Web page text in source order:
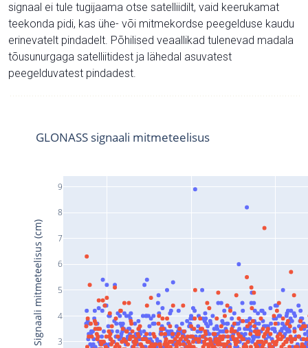
signaal ei tule tugijaama otse satelliidilt, vaid keerukamat
teekonda pidi, kas ühe- või mitmekordse peegelduse kaudu
erinevatelt pindadelt. Põhilised veaallikad tulenevad madala
tõusunurgaga satelliitidest ja lähedal asuvatest
peegelduvatest pindadest.
3
4
5
6
7
8
9
GLONASS signaali mitmeteelisus
Signaali mitmeteelisus (cm)